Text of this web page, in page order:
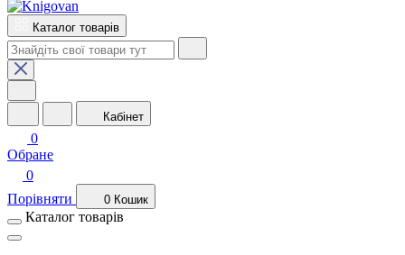
Каталог товарів
Кабінет
0
Обране
0
Порівняти
0 Кошик
Каталог товарів